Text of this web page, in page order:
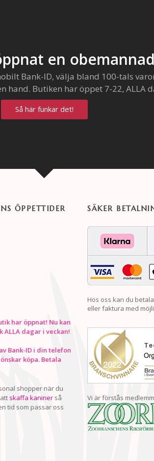
en
Bank-ID, välja bland 100-tals
hand. Butiken har öppet 7-22, ALLA
Så här funkar det!
ÖPPETTIDER
har öppnat! Nu kan
ALLA dagar i veckan!
Bank-ID i din telefon
köpa. Betala
shopper när du
skaffa kaninerså
tid som passar oss
SÄKER
Hos oss kan du
eller faktura med
Vi är förstås